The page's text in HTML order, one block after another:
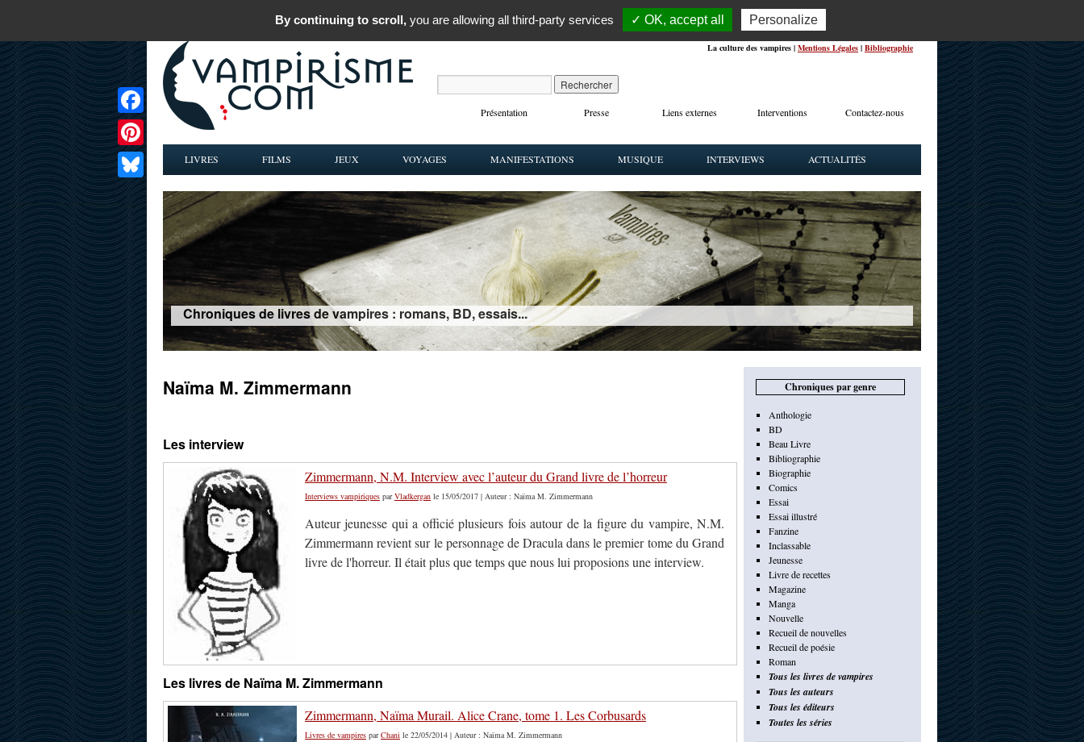
La culture des vampires | Mentions Légales | Bibliographie
Présentation Presse Liens externes Interventions Contactez-nous
LIVRES FILMS JEUX VOYAGES MANIFESTATIONS MUSIQUE INTERVIEWS ACTUALITÉS
Chroniques de livres de vampires : romans, BD, essais...
Naïma M. Zimmermann
Les interview
Zimmermann, N.M. Interview avec l’auteur du Grand livre de l’horreur
Interviews vampiriques parVladkergan le 15/05/2017 | Auteur : Naïma M. Zimmermann
Auteur jeunesse qui a officié plusieurs fois autour de la figure du vampire, N.M.
Zimmermann revient sur le personnage de Dracula dans le premier tome du Grand
livre de l'horreur. Il était plus que temps que nous lui proposions une interview.
Les livres de Naïma M. Zimmermann
Zimmermann, Naïma Murail. Alice Crane, tome 1. Les Corbusards
Livres de vampires parChani le 22/05/2014 | Auteur : Naïma M. Zimmermann
Facebook
Pinterest
Bluesky
Chroniques par genre
Anthologie
BD
Beau Livre
Bibliographie
Biographie
Comics
Essai
Essai illustré
Fanzine
Inclassable
Jeunesse
Livre de recettes
Magazine
Manga
Nouvelle
Recueil de nouvelles
Recueil de poésie
Roman
Tous les livres de vampires
Tous les auteurs
Tous les éditeurs
Toutes les séries
By continuing to scroll,you are allowing all third-party services ✓ OK, accept all Personalize